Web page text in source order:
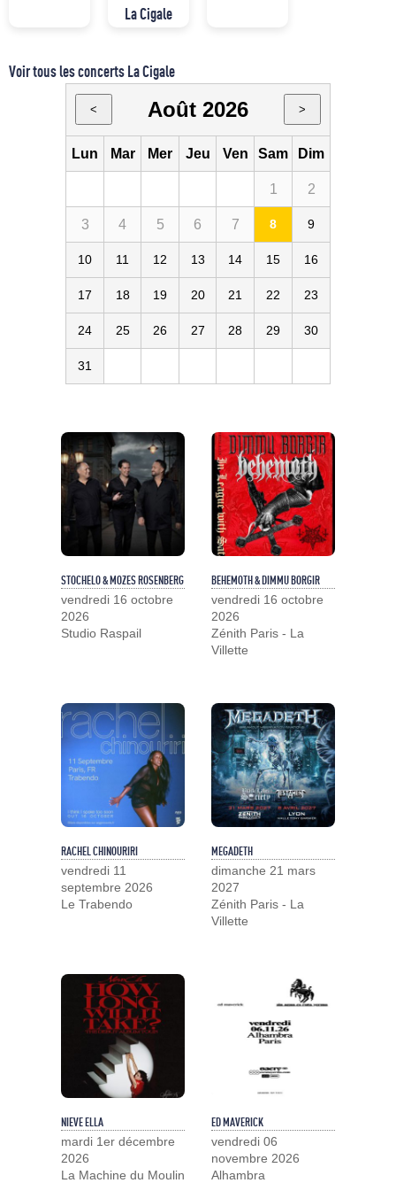
La Cigale
Voir tous les concerts La Cigale
< Août 2026 >
Lun Mar Mer Jeu Ven Sam Dim
1 2
3 4 5 6 7 8 9
10 11 12 13 14 15 16
17 18 19 20 21 22 23
24 25 26 27 28 29 30
31
STOCHELO & MOZES ROSENBERG
vendredi 16 octobre
2026
Studio Raspail
BEHEMOTH & DIMMU BORGIR
vendredi 16 octobre
2026
Zénith Paris - La
Villette
RACHEL CHINOURIRI
vendredi 11
septembre 2026
Le Trabendo
MEGADETH
dimanche 21 mars
2027
Zénith Paris - La
Villette
NIEVE ELLA
mardi 1er décembre
2026
La Machine du Moulin
ED MAVERICK
vendredi 06
novembre 2026
Alhambra